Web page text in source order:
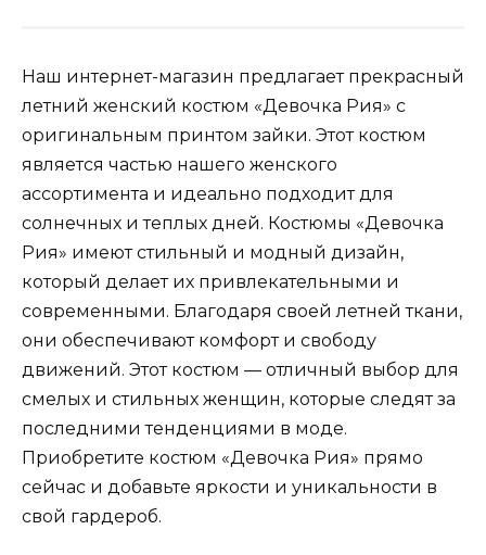
Наш интернет-магазин предлагает прекрасный
летний женский костюм «Девочка Рия» с
оригинальным принтом зайки. Этот костюм
является частью нашего женского
ассортимента и идеально подходит для
солнечных и теплых дней. Костюмы «Девочка
Рия» имеют стильный и модный дизайн,
который делает их привлекательными и
современными. Благодаря своей летней ткани,
они обеспечивают комфорт и свободу
движений. Этот костюм — отличный выбор для
смелых и стильных женщин, которые следят за
последними тенденциями в моде.
Приобретите костюм «Девочка Рия» прямо
сейчас и добавьте яркости и уникальности в
свой гардероб.